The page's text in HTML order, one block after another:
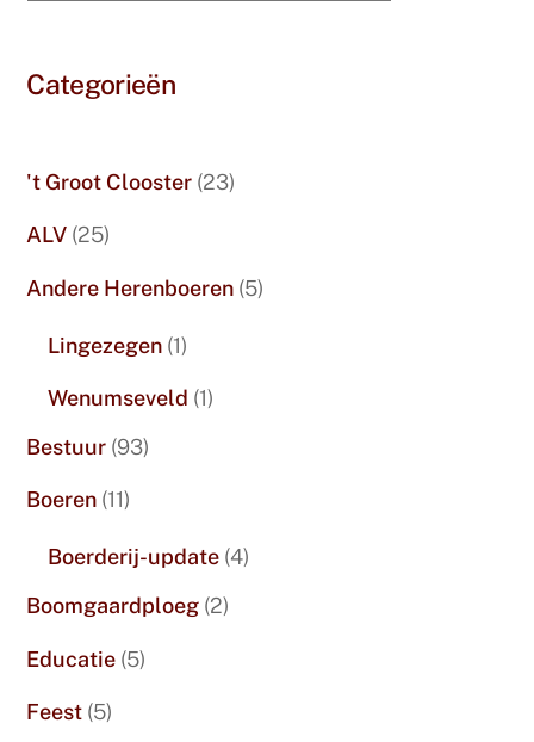
Categorieën
't Groot Clooster (23)
ALV (25)
Andere Herenboeren (5)
Lingezegen (1)
Wenumseveld (1)
Bestuur (93)
Boeren (11)
Boerderij-update (4)
Boomgaardploeg (2)
Educatie (5)
Feest (5)